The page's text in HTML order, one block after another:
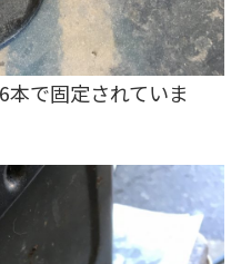
で固定されていま